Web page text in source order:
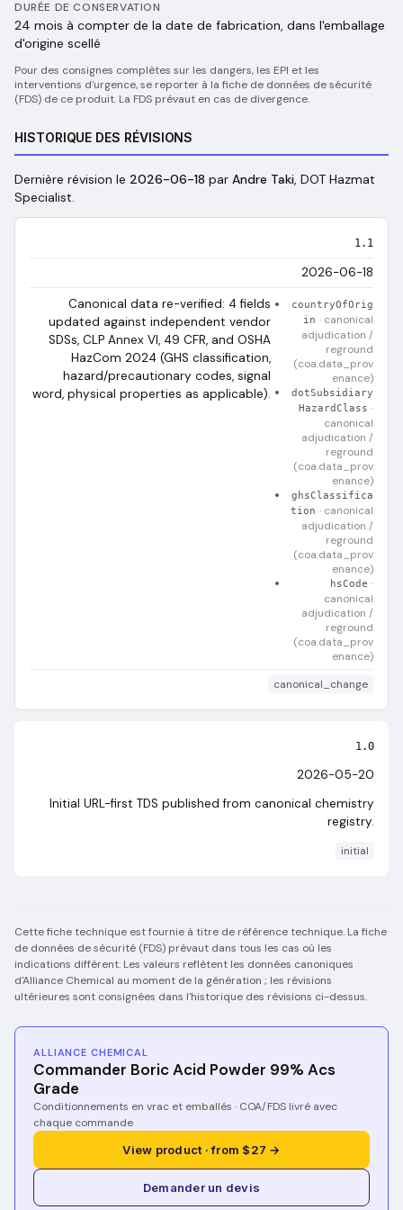
DURÉE DE CONSERVATION
24 mois à compter de la date de fabrication, dans l'emballage
d'origine scellé
Pour des consignes complètes sur les dangers, les EPI et les
interventions d'urgence, se reporter à la fiche de données de sécurité
(FDS) de ce produit. La FDS prévaut en cas de divergence.
HISTORIQUE DES RÉVISIONS
Dernière révision le 2026-06-18 par Andre Taki, DOT Hazmat
Specialist.
1.1
2026-06-18
Canonical data re-verified: 4 fields
updated against independent vendor
SDSs, CLP Annex VI, 49 CFR, and OSHA
HazCom 2024 (GHS classification,
hazard/precautionary codes, signal
word, physical properties as applicable).
countryOfOrig
in · canonical
adjudication /
reground
(coa.data_prov
enance)
dotSubsidiary
HazardClass ·
canonical
adjudication /
reground
(coa.data_prov
enance)
ghsClassifica
tion · canonical
adjudication /
reground
(coa.data_prov
enance)
hsCode ·
canonical
adjudication /
reground
(coa.data_prov
enance)
canonical_change
1.0
2026-05-20
Initial URL-first TDS published from canonical chemistry
registry.
initial
Cette fiche technique est fournie à titre de référence technique. La fiche
de données de sécurité (FDS) prévaut dans tous les cas où les
indications diffèrent. Les valeurs reflètent les données canoniques
d'Alliance Chemical au moment de la génération ; les révisions
ultérieures sont consignées dans l'historique des révisions ci-dessus.
ALLIANCE CHEMICAL
Commander Boric Acid Powder 99% Acs
Grade
Conditionnements en vrac et emballés · COA/FDS livré avec
chaque commande
View product · from $27 →
Demander un devis